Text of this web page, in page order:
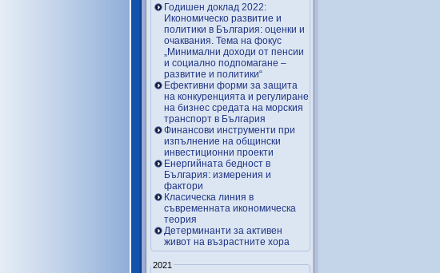
Годишен доклад 2022:
Икономическо развитие и
политики в България: оценки и
очаквания. Тема на фокус
„Минимални доходи от пенсии
и социално подпомагане –
развитие и политики“
Ефективни форми за защита
на конкуренцията и регулиране
на бизнес средата на морския
транспорт в България
Финансови инструменти при
изпълнение на общински
инвестиционни проекти
Енергийната бедност в
България: измерения и
фактори
Класическа линия в
съвременната икономическа
теория
Детерминанти за активен
живот на възрастните хора
2021